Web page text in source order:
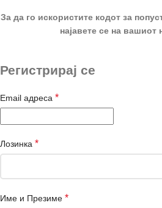
За да го искористите кодот за
најавете се на
Регистрирај се
Email адреса *
Лозинка *
Име и Презиме *